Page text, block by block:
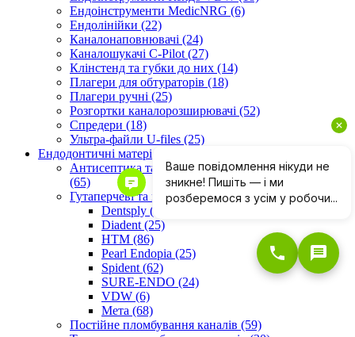
Ендоінструменти МedicNRG (6)
Ендолінійки (22)
Каналонаповнювачі (24)
Каналошукачі C-Pilot (27)
Клінстенд та губки до них (14)
Плагери для обтураторів (18)
Плагери ручні (25)
Розгортки каналорозширювачі (52)
Спредери (18)
Ультра-файли U-files (25)
Ендодонтичні матеріали (154)
Антисептика та розширення кореневих каналів
(65)
Гутаперчеві та паперові штифти (318)
Dentsply (20)
Diadent (25)
HTM (86)
Pearl Endopia (25)
Spident (62)
SURE-ENDO (24)
VDW (6)
Мета (68)
Постійне пломбування каналів (59)